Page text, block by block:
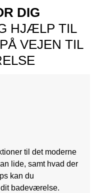
DIG
HJÆLP TIL
VEJEN TIL
til det moderne
lide, samt hvad der
kan du
badeværelse.